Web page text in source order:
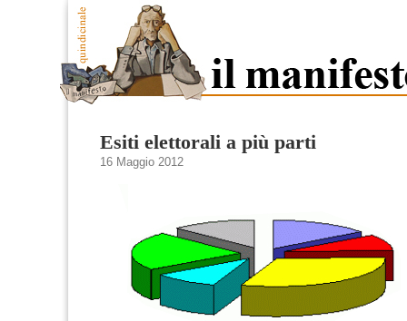
Esiti elettorali a più parti
16 Maggio 2012